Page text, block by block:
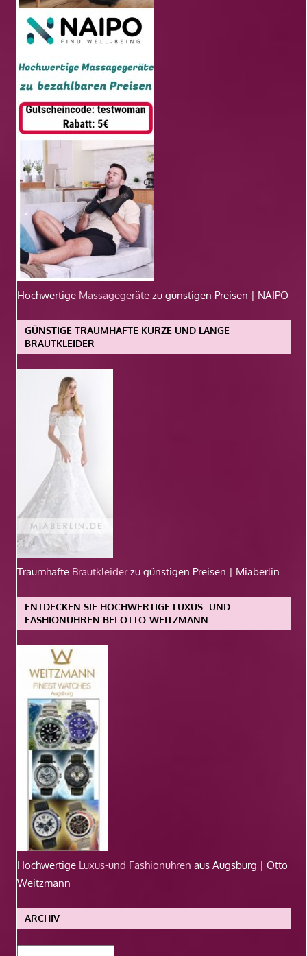
Hochwertige Massagegeräte zu günstigen Preisen | NAIPO
GÜNSTIGE TRAUMHAFTE KURZE UND LANGE
BRAUTKLEIDER
Traumhafte Brautkleiderzu günstigen Preisen | Miaberlin
ENTDECKEN SIE HOCHWERTIGE LUXUS- UND
FASHIONUHREN BEI OTTO-WEITZMANN
Hochwertige Luxus-und Fashionuhren aus Augsburg | Otto
Weitzmann
ARCHIV